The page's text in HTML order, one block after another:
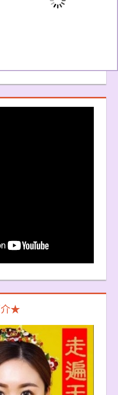
樂比玩累了？這家附近的
朋友聚會high吃首選！這
介★